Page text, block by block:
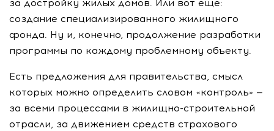
за достройку жилых домов. Или вот еще:
создание специализированного жилищного
фонда. Ну и, конечно, продолжение разработки
программы по каждому проблемному объекту.
Есть предложения для правительства, смысл
которых можно определить словом «контроль» —
за всеми процессами в жилищно-строительной
отрасли, за движением средств страхового